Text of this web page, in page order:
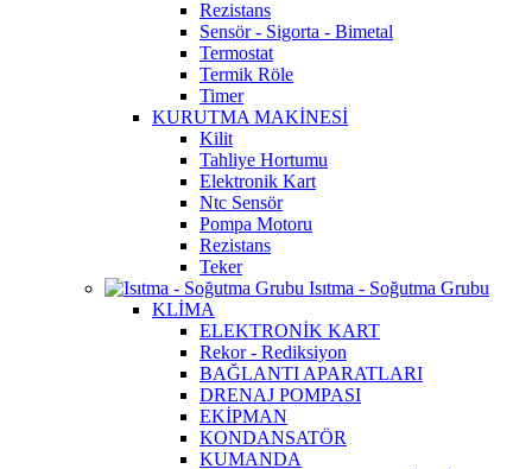
Rezistans
Sensör - Sigorta - Bimetal
Termostat
Termik Röle
Timer
KURUTMA MAKİNESİ
Kilit
Tahliye Hortumu
Elektronik Kart
Ntc Sensör
Pompa Motoru
Rezistans
Teker
Isıtma - Soğutma Grubu
KLİMA
ELEKTRONİK KART
Rekor - Rediksiyon
BAĞLANTI APARATLARI
DRENAJ POMPASI
EKİPMAN
KONDANSATÖR
KUMANDA